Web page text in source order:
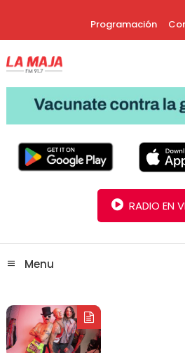
Programación
Radio La Maja
RADIO EN
Menu